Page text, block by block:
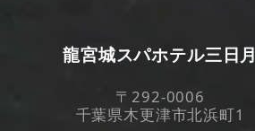
龍宮城スパホテル三日月
〒292-0006
千葉県木更津市北浜町1